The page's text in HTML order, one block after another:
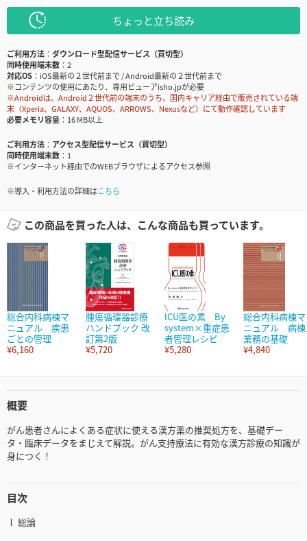
ちょっと立ち読み
ご利用方法
ダウンロード型配信サービス（買切型）
同時使用端末数
2
対応OS
iOS最新の２世代前まで / Android最新の２世代前まで
※コンテンツの使用にあたり、専用ビューアisho.jpが必要
※Androidは、Android２世代前の端末のうち、国内キャリア経由で販売されている端
末（Xperia、GALAXY、AQUOS、ARROWS、Nexusなど）にて動作確認しています
必要メモリ容量
16 MB以上
ご利用方法
アクセス型配信サービス（買切型）
同時使用端末数
1
※インターネット経由でのWEBブラウザによるアクセス参照
※導入・利用方法の詳細はこちら
この商品を買った人は、こんな商品も買っています。
総合内科病棟マ
ニュアル 疾患
ごとの管理
¥6,160
腫瘍循環器診療
ハンドブック 改
訂第2版
¥5,720
ICU医の素 By
system×重症患
者管理レシピ
¥5,280
総合内科病棟マ
ニュアル 病棟
業務の基礎
¥4,840
概要
がん患者さんによくある症状に使える漢方薬の推奨処方を、基礎デー
タ・臨床データをまじえて解説。がん支持療法に有効な漢方診療の知識が
身につく！
目次
Ⅰ 総論